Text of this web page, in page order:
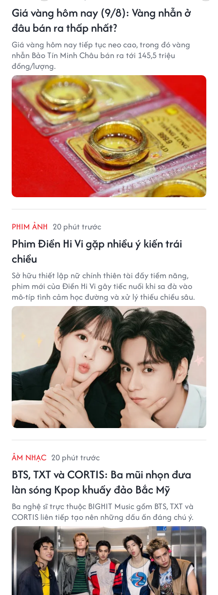
Giá vàng hôm nay (9/8): Vàng nhẫn ở
đâu bán ra thấp nhất?
Giá vàng hôm nay tiếp tục neo cao, trong đó vàng
nhẫn Bảo Tín Minh Châu bán ra tới 145,5 triệu
đồng/lượng.
PHIM ẢNH 20 phút trước
Phim Điền Hi Vi gặp nhiều ý kiến trái
chiều
Sở hữu thiết lập nữ chính thiên tài đầy tiềm năng,
phim mới của Điền Hi Vi gây tiếc nuối khi sa đà vào
mô-típ tình cảm học đường và xử lý thiếu chiều sâu.
ÂM NHẠC 20 phút trước
BTS, TXT và CORTIS: Ba mũi nhọn đưa
làn sóng Kpop khuấy đảo Bắc Mỹ
Ba nghệ sĩ trực thuộc BIGHIT Music gồm BTS, TXT và
CORTIS liên tiếp tạo nên những dấu ấn đáng chú ý.